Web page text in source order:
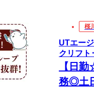
桜
UTエー
クリフト
【日
務◎土